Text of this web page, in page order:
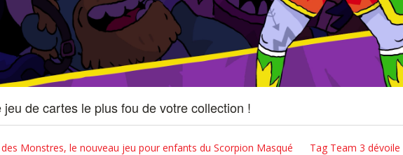
jeu de cartes le plus fou de votre collection !
des Monstres, le nouveau jeu pour enfants du Scorpion Masqué
Tag Team 3 dévoile